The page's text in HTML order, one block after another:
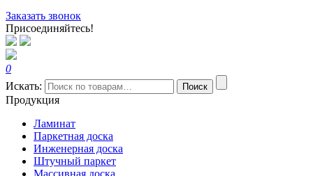
Заказать звонок
Присоединяйтесь!
0
Искать:
Поиск
Продукция
Ламинат
Паркетная доска
Инженерная доска
Штучный паркет
Массивная доска